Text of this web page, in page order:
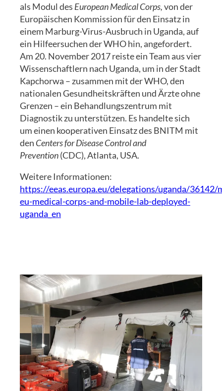
als Modul des European Medical Corps,von der
Europäischen Kommission für den Einsatz in
einem Marburg-Virus-Ausbruch in Uganda, auf
ein Hilfeersuchen der WHO hin, angefordert.
Am 20. November 2017 reiste ein Team aus vier
Wissenschaftlern nach Uganda, um in der Stadt
Kapchorwa – zusammen mit der WHO, den
nationalen Gesundheitskräften und Ärzte ohne
Grenzen – ein Behandlungszentrum mit
Diagnostik zu unterstützen. Es handelte sich
um einen kooperativen Einsatz des BNITM mit
den Centers for Disease Control and
Prevention(CDC), Atlanta, USA.
Weitere Informationen:
https://eeas.europa.eu/delegations/uganda/36142/
eu-medical-corps-and-mobile-lab-deployed-
uganda_en